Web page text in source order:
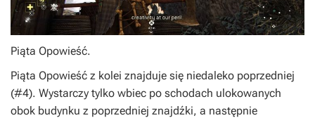
Piąta Opowieść.
Piąta Opowieść z kolei znajduje się niedaleko poprzedniej
(#4). Wystarczy tylko wbiec po schodach ulokowanych
obok budynku z poprzedniej znajdźki, a następnie